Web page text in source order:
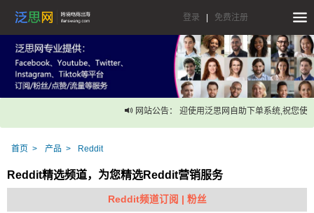
登录 免费注册
网站公告： 迎使用泛思网自助下单系统,祝您使用
首页 产品 Reddit
Reddit精选频道，为您精选Reddit营销服务
Reddit频道订阅 | 粉丝